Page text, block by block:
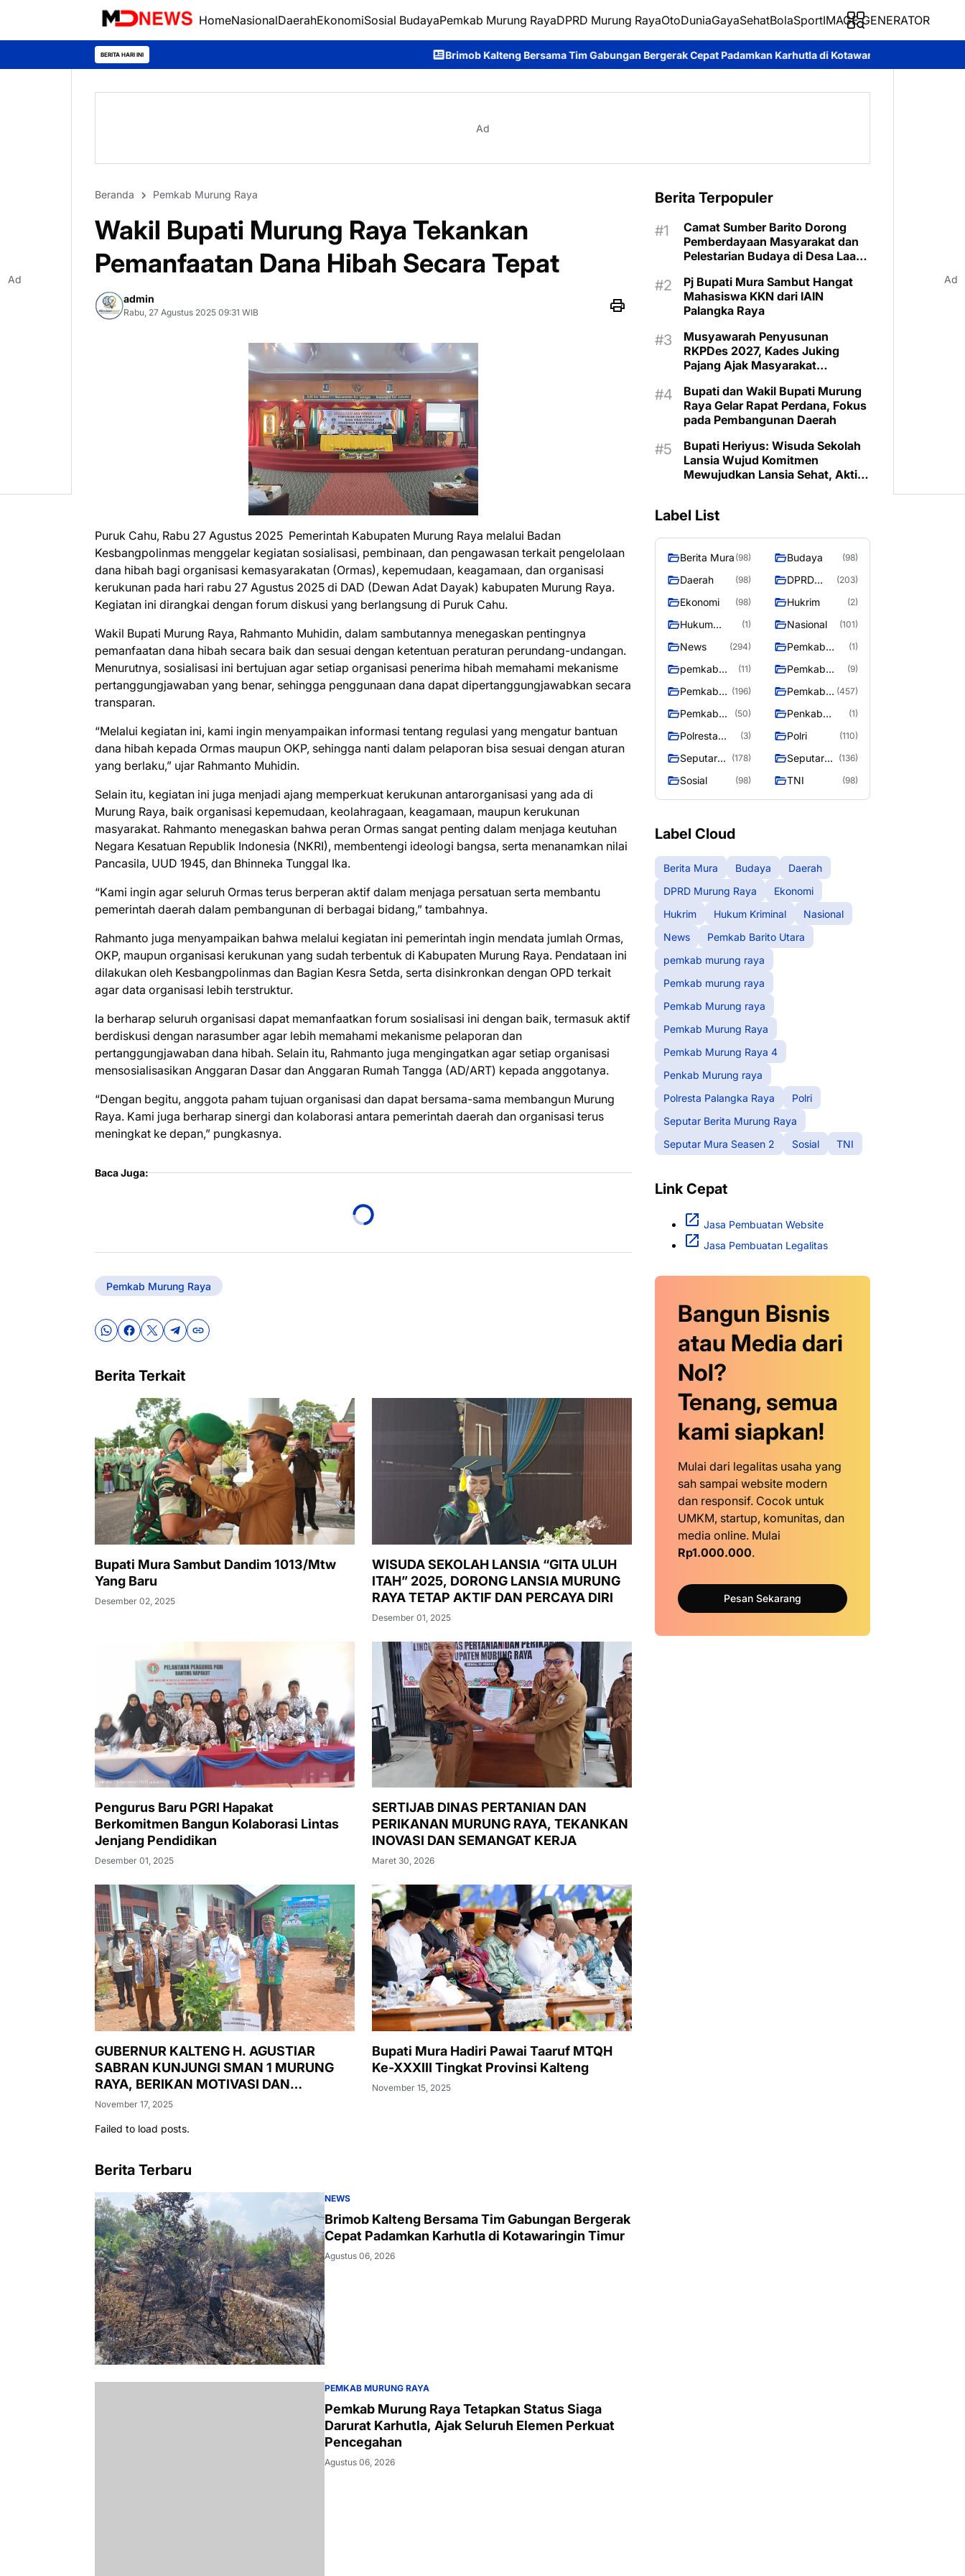
HomeNasionalDaerahEkonomiSosial BudayaPemkab Murung RayaDPRD Murung RayaOtoDuniaGayaSehatBolaSportIMAGE GENERATOR
BERITA HARI INI Brimob Kalteng Bersama Tim Gabungan Bergerak Cepat Padamkan Karhutla di Kotawaringin Timur Pemkab Murung Raya
Ad
Beranda Pemkab Murung Raya
Wakil Bupati Murung Raya Tekankan
Pemanfaatan Dana Hibah Secara Tepat
admin
Rabu, 27 Agustus 2025 09:31 WIB
Puruk Cahu, Rabu 27 Agustus 2025 Pemerintah Kabupaten Murung Raya melalui Badan
Kesbangpolinmas menggelar kegiatan sosialisasi, pembinaan, dan pengawasan terkait pengelolaan
dana hibah bagi organisasi kemasyarakatan (Ormas), kepemudaan, keagamaan, dan organisasi
kerukunan pada hari rabu 27 Agustus 2025 di DAD (Dewan Adat Dayak) kabupaten Murung Raya.
Kegiatan ini dirangkai dengan forum diskusi yang berlangsung di Puruk Cahu.
Wakil Bupati Murung Raya, Rahmanto Muhidin, dalam sambutannya menegaskan pentingnya
pemanfaatan dana hibah secara baik dan sesuai dengan ketentuan peraturan perundang-undangan.
Menurutnya, sosialisasi ini bertujuan agar setiap organisasi penerima hibah memahami mekanisme
pertanggungjawaban yang benar, sehingga penggunaan dana dapat dipertanggungjawabkan secara
transparan.
“Melalui kegiatan ini, kami ingin menyampaikan informasi tentang regulasi yang mengatur bantuan
dana hibah kepada Ormas maupun OKP, sehingga nanti dalam pelaporan bisa sesuai dengan aturan
yang berlaku,” ujar Rahmanto Muhidin.
Selain itu, kegiatan ini juga menjadi ajang memperkuat kerukunan antarorganisasi yang ada di
Murung Raya, baik organisasi kepemudaan, keolahragaan, keagamaan, maupun kerukunan
masyarakat. Rahmanto menegaskan bahwa peran Ormas sangat penting dalam menjaga keutuhan
Negara Kesatuan Republik Indonesia (NKRI), membentengi ideologi bangsa, serta menanamkan nilai
Pancasila, UUD 1945, dan Bhinneka Tunggal Ika.
“Kami ingin agar seluruh Ormas terus berperan aktif dalam menjaga persatuan serta membantu
pemerintah daerah dalam pembangunan di berbagai bidang,” tambahnya.
Rahmanto juga menyampaikan bahwa melalui kegiatan ini pemerintah ingin mendata jumlah Ormas,
OKP, maupun organisasi kerukunan yang sudah terbentuk di Kabupaten Murung Raya. Pendataan ini
dilakukan oleh Kesbangpolinmas dan Bagian Kesra Setda, serta disinkronkan dengan OPD terkait
agar data organisasi lebih terstruktur.
Ia berharap seluruh organisasi dapat memanfaatkan forum sosialisasi ini dengan baik, termasuk aktif
berdiskusi dengan narasumber agar lebih memahami mekanisme pelaporan dan
pertanggungjawaban dana hibah. Selain itu, Rahmanto juga mengingatkan agar setiap organisasi
mensosialisasikan Anggaran Dasar dan Anggaran Rumah Tangga (AD/ART) kepada anggotanya.
“Dengan begitu, anggota paham tujuan organisasi dan dapat bersama-sama membangun Murung
Raya. Kami juga berharap sinergi dan kolaborasi antara pemerintah daerah dan organisasi terus
meningkat ke depan,” pungkasnya.
Baca Juga:
Pemkab Murung Raya
Berita Terkait
Bupati Mura Sambut Dandim 1013/Mtw
Yang Baru
Desember 02, 2025
WISUDA SEKOLAH LANSIA “GITA ULUH
ITAH” 2025, DORONG LANSIA MURUNG
RAYA TETAP AKTIF DAN PERCAYA DIRI
Desember 01, 2025
Pengurus Baru PGRI Hapakat
Berkomitmen Bangun Kolaborasi Lintas
Jenjang Pendidikan
Desember 01, 2025
SERTIJAB DINAS PERTANIAN DAN
PERIKANAN MURUNG RAYA, TEKANKAN
INOVASI DAN SEMANGAT KERJA
Maret 30, 2026
GUBERNUR KALTENG H. AGUSTIAR
SABRAN KUNJUNGI SMAN 1 MURUNG
RAYA, BERIKAN MOTIVASI DAN
LUNCURKAN PASAR MURAH,
PEMERIKSAAN KESEHATAN GRATIS
November 17, 2025
Bupati Mura Hadiri Pawai Taaruf MTQH
Ke-XXXIII Tingkat Provinsi Kalteng
November 15, 2025
Failed to load posts.
Berita Terbaru
NEWS
Brimob Kalteng Bersama Tim Gabungan Bergerak
Cepat Padamkan Karhutla di Kotawaringin Timur
Agustus 06, 2026
PEMKAB MURUNG RAYA
Pemkab Murung Raya Tetapkan Status Siaga
Darurat Karhutla, Ajak Seluruh Elemen Perkuat
Pencegahan
Agustus 06, 2026
Berita Terpopuler
Camat Sumber Barito Dorong
Pemberdayaan Masyarakat dan
Pelestarian Budaya di Desa Laas
Pj Bupati Mura Sambut Hangat
Mahasiswa KKN dari IAIN
Palangka Raya
Musyawarah Penyusunan
RKPDes 2027, Kades Juking
Pajang Ajak Masyarakat
Kebutuhan
Bupati dan Wakil Bupati Murung
Raya Gelar Rapat Perdana, Fokus
pada Pembangunan Daerah
Bupati Heriyus: Wisuda Sekolah
Lansia Wujud Komitmen
Mewujudkan Lansia Sehat, Aktif,
Label List
Berita Mura (98) Budaya (98)
Daerah (98)
DPRD
Raya
(203)
Ekonomi (98) Hukrim (2)
Hukum
(1) Nasional (101)
News (294)
Pemkab
(1)
pemkab
raya
(11)
Pemkab
murung raya
(9)
Pemkab
raya
(196)
Pemkab
Raya
(457)
Pemkab
Raya 4
(50)
Penkab
Murung raya
(1)
Polresta
Raya
(3) Polri (110)
Seputar
Murung
Raya
(178)
Seputar
Seasen 2
(136)
Sosial (98) TNI (98)
Label Cloud
Berita Mura Budaya
Daerah
DPRD Murung Raya
Ekonomi
Hukrim
Hukum Kriminal
Nasional
News
Pemkab Barito Utara
pemkab murung raya
Pemkab murung raya
Pemkab Murung raya
Pemkab Murung Raya
Pemkab Murung Raya 4
Penkab Murung raya
Polresta Palangka Raya
Polri
Seputar Berita Murung Raya
Seputar Mura Seasen 2
Sosial TNI
Link Cepat
Jasa Pembuatan Website
Jasa Pembuatan Legalitas
Bangun Bisnis
atau Media dari
Nol?
Tenang, semua
kami siapkan!
Mulai dari legalitas usaha yang
sah sampai website modern
dan responsif. Cocok untuk
UMKM, startup, komunitas, dan
media online. Mulai
Rp1.000.000.
Pesan Sekarang
Ad Ad